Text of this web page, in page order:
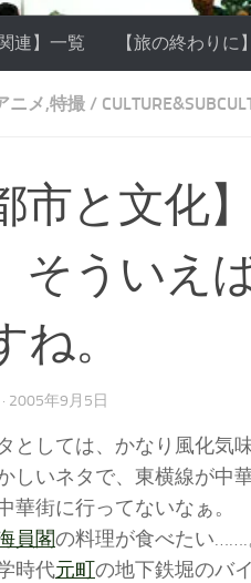
連】一覧 【旅の終わりに
ニメ,特撮 /
市と文化
そういえ
ね。
· 2005年9月5日
としては、かなり風化気
しいネタで、東横線が中
華街に行ってないなぁ。
員閣の料理が食べたい…….
時代元町の地下鉄堀のバ